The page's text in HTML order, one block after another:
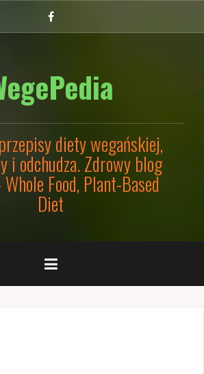
diety wegańskiej,
i odchudza. Zdrowy blog
Food, Plant-Based
Diet